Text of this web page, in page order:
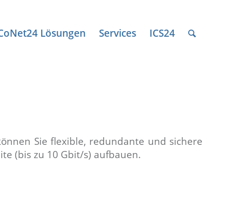
Lösungen Services ICS24
Sie flexible, redundante und sichere
(bis zu 10 Gbit/s) aufbauen.